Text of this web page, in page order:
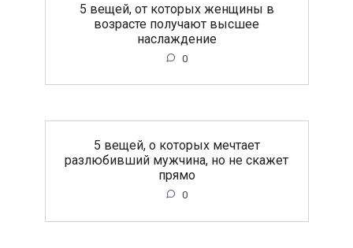
5 вещей, от которых женщины в
возрасте получают высшее
наслаждение
0
5 вещей, о которых мечтает
разлюбивший мужчина, но не скажет
прямо
0